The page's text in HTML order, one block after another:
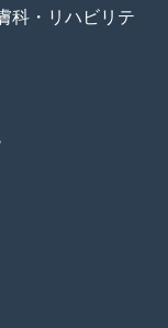
科・リハビリテ